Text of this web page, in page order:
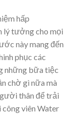
hấp
lý tưởng cho mọi
này mang đến
phục các
những bữa tiệc
chờ gì nữa mà
thân để trải
công viên Water